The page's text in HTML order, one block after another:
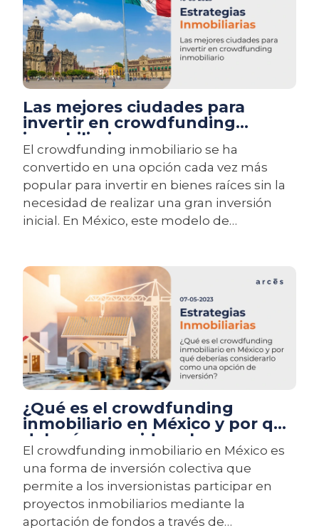
Las mejores ciudades para
invertir en crowdfunding
inmobiliario
El crowdfunding inmobiliario se ha
convertido en una opción cada vez más
popular para invertir en bienes raíces sin la
necesidad de realizar una gran inversión
inicial. En México, este modelo de
en ciudades donde el mercado inmobiliario
está en constante crecimiento.
¿Qué es el crowdfunding
inmobiliario en México y por qué
deberías considerarlo como una
opción de inversión?
El crowdfunding inmobiliario en México es
una forma de inversión colectiva que
permite a los inversionistas participar en
proyectos inmobiliarios mediante la
aportación de fondos a través de